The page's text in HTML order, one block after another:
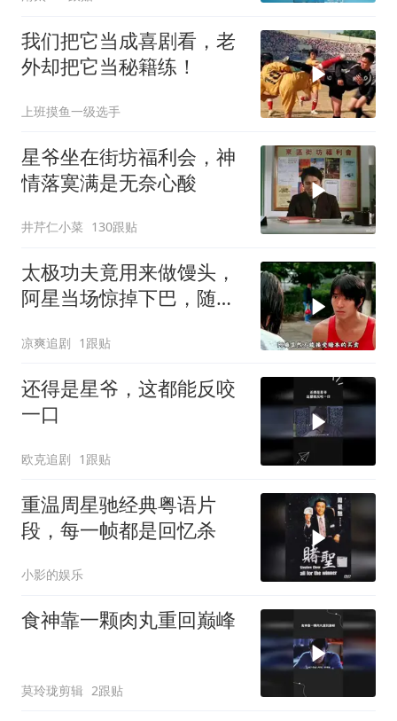
我们把它当成喜剧看，老
外却把它当秘籍练！
上班摸鱼一级选手
星爷坐在街坊福利会，神
情落寞满是无奈心酸
井芹仁小菜 130跟贴
太极功夫竟用来做馒头，
阿星当场惊掉下巴，随后
凉爽追剧 1跟贴
还得是星爷，这都能反咬
一口
欧克追剧 1跟贴
重温周星驰经典粤语片
段，每一帧都是回忆杀
小影的娱乐
食神靠一颗肉丸重回巅峰
莫玲珑剪辑 2跟贴